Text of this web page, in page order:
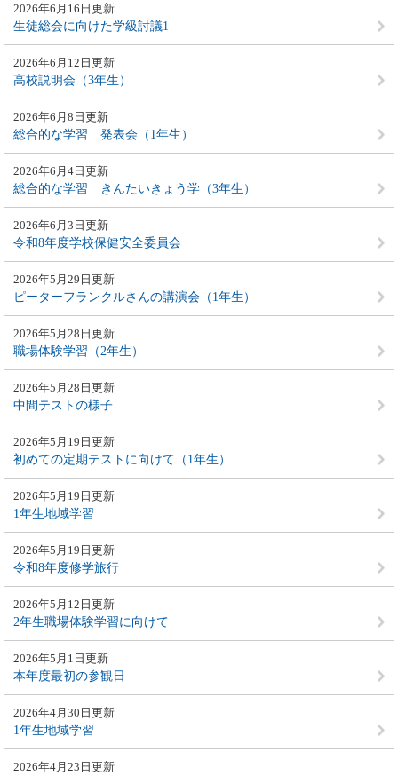
2026年6月16日更新
生徒総会に向けた学級討議1
2026年6月12日更新
高校説明会（3年生）
2026年6月8日更新
総合的な学習 発表会（1年生）
2026年6月4日更新
総合的な学習 きんたいきょう学（3年生）
2026年6月3日更新
令和8年度学校保健安全委員会
2026年5月29日更新
ピーターフランクルさんの講演会（1年生）
2026年5月28日更新
職場体験学習（2年生）
2026年5月28日更新
中間テストの様子
2026年5月19日更新
初めての定期テストに向けて（1年生）
2026年5月19日更新
1年生地域学習
2026年5月19日更新
令和8年度修学旅行
2026年5月12日更新
2年生職場体験学習に向けて
2026年5月1日更新
本年度最初の参観日
2026年4月30日更新
1年生地域学習
2026年4月23日更新